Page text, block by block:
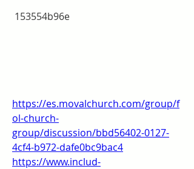
153554b96e
https://es.movalchurch.com/group/f
ol-church-
group/discussion/bbd56402-0127-
4cf4-b972-dafe0bc9bac4
https://www.includ-